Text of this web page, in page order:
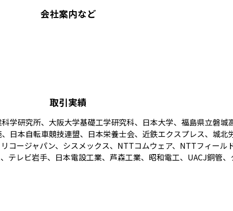
会社案内など
取引実績
研究所、大阪大学基礎工学研究科、日本大学、福島県立磐城
日本自転車競技連盟、日本栄養士会、近鉄エクスプレス、城
コージャパン、シスメックス、NTTコムウェア、NTTフィー
テレビ岩手、日本電設工業、芦森工業、昭和電工、UACJ銅管